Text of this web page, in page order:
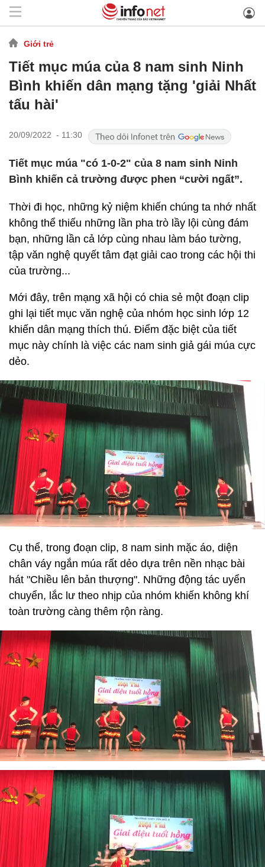
Giới trẻ
Tiết mục múa của 8 nam sinh Ninh
Bình khiến dân mạng tặng 'giải Nhất
tấu hài'
20/09/2022 - 11:30
Tiết mục múa "có 1-0-2" của 8 nam sinh Ninh
Bình khiến cả trường được phen “cười ngất”.
Thời đi học, những kỷ niệm khiến chúng ta nhớ nhất
không thể thiếu những lần pha trò lầy lội cùng đám
bạn, những lần cả lớp cùng nhau làm báo tường,
tập văn nghệ quyết tâm đạt giải cao trong các hội thi
của trường...
Mới đây, trên mạng xã hội có chia sẻ một đoạn clip
ghi lại tiết mục văn nghệ của nhóm học sinh lớp 12
khiến dân mạng thích thú. Điểm đặc biệt của tiết
mục này chính là việc các nam sinh giả gái múa cực
dẻo.
Cụ thể, trong đoạn clip, 8 nam sinh mặc áo, diện
chân váy ngắn múa rất dẻo dựa trên nền nhạc bài
hát "Chiều lên bản thượng". Những động tác uyển
chuyển, lắc lư theo nhịp của nhóm khiến không khí
toàn trường càng thêm rộn ràng.